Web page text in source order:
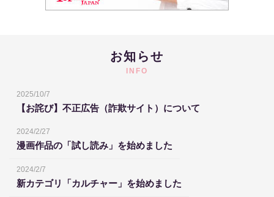
お知らせ
INFO
2025/10/7
【お詫び】不正広告（詐欺サイト）について
2024/2/27
漫画作品の「試し読み」を始めました
2024/2/7
新カテゴリ「カルチャー」を始めました